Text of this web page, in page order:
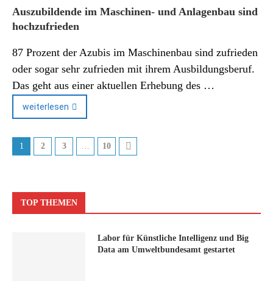
Auszubildende im Maschinen- und Anlagenbau sind
hochzufrieden
87 Prozent der Azubis im Maschinenbau sind zufrieden
oder sogar sehr zufrieden mit ihrem Ausbildungsberuf.
Das geht aus einer aktuellen Erhebung des …
weiterlesen
1 2 3 … 10
TOP THEMEN
Labor für Künstliche Intelligenz und Big
Data am Umweltbundesamt gestartet